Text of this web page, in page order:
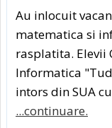
Au inlocuit
matematica si
rasplatita. Elevii
Informatica
intors din SUA
...continuare.